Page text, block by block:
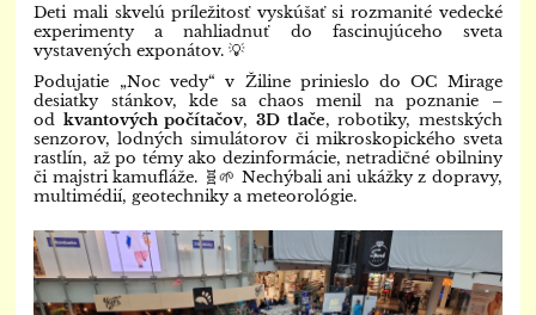
Deti mali skvelú príležitosť vyskúšať si rozmanité vedecké
experimenty a nahliadnuť do fascinujúceho sveta
vystavených exponátov. 💡
Podujatie „Noc vedy“ v Žiline prinieslo do OC Mirage
desiatky stánkov, kde sa chaos menil na poznanie –
od kvantových počítačov,3D tlače, robotiky, mestských
senzorov, lodných simulátorov či mikroskopického sveta
rastlín, až po témy ako dezinformácie, netradičné obilniny
či majstri kamufláže. 🧬🌱 Nechýbali ani ukážky z dopravy,
multimédií, geotechniky a meteorológie.